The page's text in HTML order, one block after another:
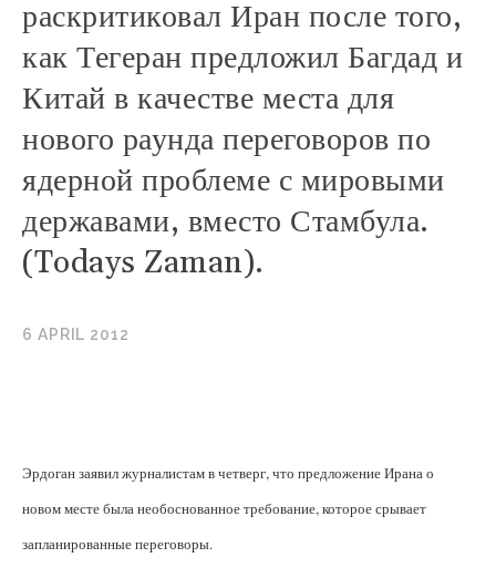
раскритиковал Иран после того,
как Тегеран предложил Багдад и
Китай в качестве места для
нового раунда переговоров по
ядерной проблеме с мировыми
державами, вместо Стамбула.
(Todays Zaman).
6 APRIL 2012
Эрдоган заявил журналистам в четверг, что предложение Ирана о
новом месте была необоснованное требование, которое срывает
запланированные переговоры.